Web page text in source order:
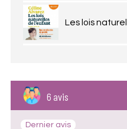
Les lois
6 avis
Dernier avis